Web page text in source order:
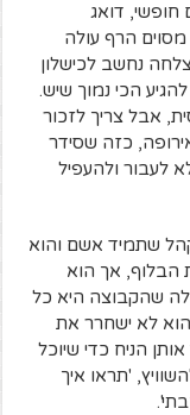
דואג
הרף עולה
נחשב לכישלון
הכי נמוך שיש.
אבל צריך לזכור
כזה שסידר
לעבור ולהעפיל
שתמיד אשם והוא
הבלוף, אך הוא
שהקבוצה היא כל
הוא לא ישחרר את
הניח כדי שיוכל
'תראו איך